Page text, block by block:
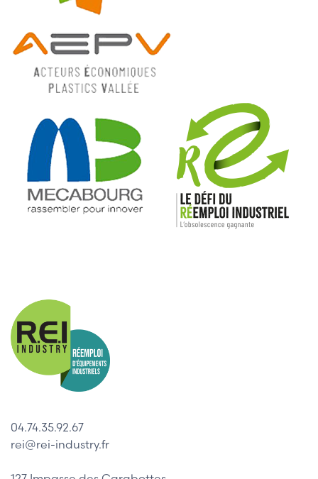
04.74.35.92.67
rei@rei-industry.fr